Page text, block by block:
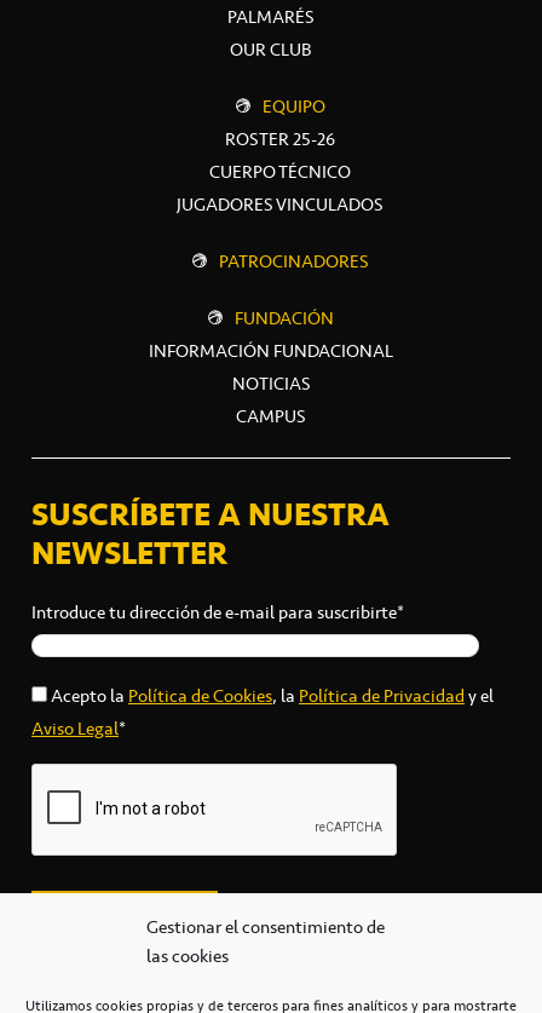
Gestionar el consentimiento de
las cookies
Utilizamos cookies propias y de terceros para fines analíticos y para mostrarte
PALMARÉS
OUR CLUB
EQUIPO
ROSTER 25-26
CUERPO TÉCNICO
JUGADORES VINCULADOS
PATROCINADORES
FUNDACIÓN
INFORMACIÓN FUNDACIONAL
NOTICIAS
CAMPUS
SUSCRÍBETE A NUESTRA
NEWSLETTER
Introduce tu dirección de e-mail para suscribirte*
Acepto laPolítica de Cookies, laPolítica de Privacidady el
Aviso Legal*